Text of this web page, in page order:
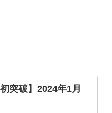
突破】2024年1月